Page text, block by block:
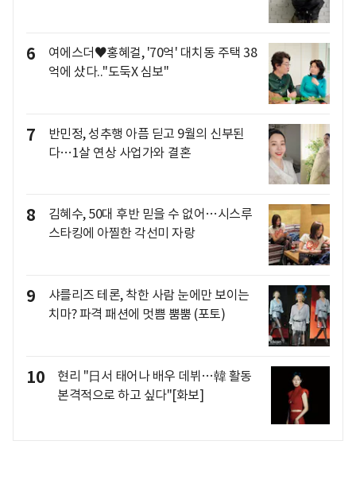
6
여에스더♥홍혜걸, '70억' 대치동 주택 38
억에 샀다.."도둑X 심보"
7
반민정, 성추행 아픔 딛고 9월의 신부된
다…1살 연상 사업가와 결혼
8
김혜수, 50대 후반 믿을 수 없어…시스루
스타킹에 아찔한 각선미 자랑
9
샤를리즈 테론, 착한 사람 눈에만 보이는
치마? 파격 패션에 멋쁨 뿜뿜 (포토)
10
현리 "日서 태어나 배우 데뷔…韓 활동
본격적으로 하고 싶다"[화보]